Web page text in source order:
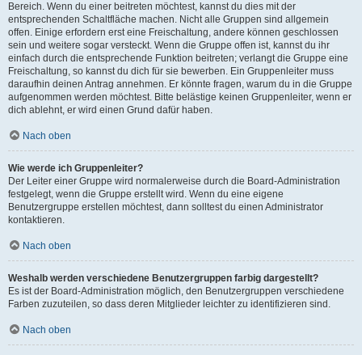
Bereich. Wenn du einer beitreten möchtest, kannst du dies mit der
entsprechenden Schaltfläche machen. Nicht alle Gruppen sind allgemein
offen. Einige erfordern erst eine Freischaltung, andere können geschlossen
sein und weitere sogar versteckt. Wenn die Gruppe offen ist, kannst du ihr
einfach durch die entsprechende Funktion beitreten; verlangt die Gruppe eine
Freischaltung, so kannst du dich für sie bewerben. Ein Gruppenleiter muss
daraufhin deinen Antrag annehmen. Er könnte fragen, warum du in die Gruppe
aufgenommen werden möchtest. Bitte belästige keinen Gruppenleiter, wenn er
dich ablehnt, er wird einen Grund dafür haben.
Nach oben
Wie werde ich Gruppenleiter?
Der Leiter einer Gruppe wird normalerweise durch die Board-Administration
festgelegt, wenn die Gruppe erstellt wird. Wenn du eine eigene
Benutzergruppe erstellen möchtest, dann solltest du einen Administrator
kontaktieren.
Nach oben
Weshalb werden verschiedene Benutzergruppen farbig dargestellt?
Es ist der Board-Administration möglich, den Benutzergruppen verschiedene
Farben zuzuteilen, so dass deren Mitglieder leichter zu identifizieren sind.
Nach oben